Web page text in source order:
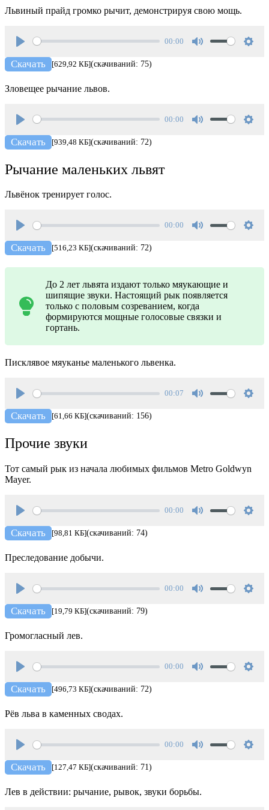
Львиный прайд громко рычит, демонстрируя свою мощь.
Play
00:00
Скачать [629,92 КБ](скачиваний: 75)
Зловещее рычание львов.
Play
00:00
Скачать [939,48 КБ](скачиваний: 72)
Рычание маленьких львят
Львёнок тренирует голос.
Play
00:00
Скачать [516,23 КБ](скачиваний: 72)
До 2 лет львята издают только мяукающие и
шипящие звуки. Настоящий рык появляется
только с половым созреванием, когда
формируются мощные голосовые связки и
гортань.
Писклявое мяуканье маленького львенка.
Play
00:07
Скачать [61,66 КБ](скачиваний: 156)
Прочие звуки
Тот самый рык из начала любимых фильмов Metro Goldwyn
Mayer.
Play
00:00
Скачать [98,81 КБ](скачиваний: 74)
Преследование добычи.
Play
00:00
Скачать [19,79 КБ](скачиваний: 79)
Громогласный лев.
Play
00:00
Скачать [496,73 КБ](скачиваний: 72)
Рёв льва в каменных сводах.
Play
00:00
Скачать [127,47 КБ](скачиваний: 71)
Лев в действии: рычание, рывок, звуки борьбы.